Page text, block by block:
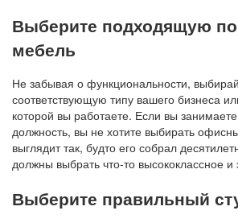
Выберите подходящую
мебель
Не забывая о функциональности,
соответствующую типу вашего бизнеса
которой вы работаете. Если вы
должность, вы не хотите выбирать
выглядит так, будто его собрал
должны выбрать что-то высококлассное и
Выберите правильный